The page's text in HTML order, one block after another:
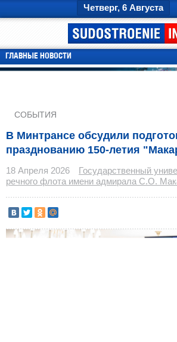
Четверг, 6 Августа
ГЛАВНЫЕ НОВОСТИ
СОБЫТИЯ
В Минтрансе обсудили
празднованию 150-летия
18 Апреля 2026
Государственный
речного флота имени адмирала С.О.